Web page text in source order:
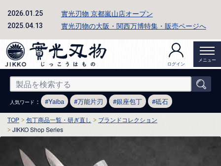
2026.01.25 實光刃物 京都嵐山店オープン
2025.04.13 實光刃物の大阪・関西万博特集・販売ページへ
ログイン
メニュー
人気ワード ： Yaiba 万能片刃 銀座包丁 砥石
TOP 包丁商品一覧・研ぎ直し
ブランドコレクション
JIKKO Shop Series